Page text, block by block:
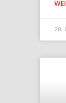
28.